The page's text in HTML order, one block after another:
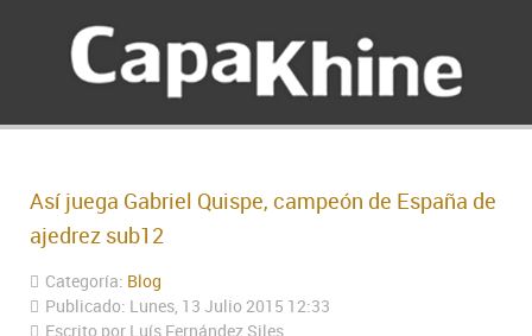
Así juega Gabriel Quispe, campeón de España de
ajedrez sub12
Categoría: Blog
Publicado: Lunes, 13 Julio 2015 12:33
Escrito por Luís Fernández Siles